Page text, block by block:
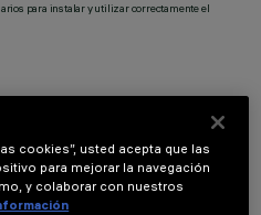
para instalar y utilizar correctamente el
cookies”, usted acepta que las
para mejorar la navegación
y colaborar con nuestros